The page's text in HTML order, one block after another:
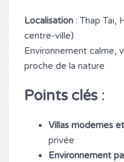
Localisation : Thap Tai,
centre-ville)
Environnement calme,
proche de la nature
Points clés:
Villas modernes
privée
Environnement